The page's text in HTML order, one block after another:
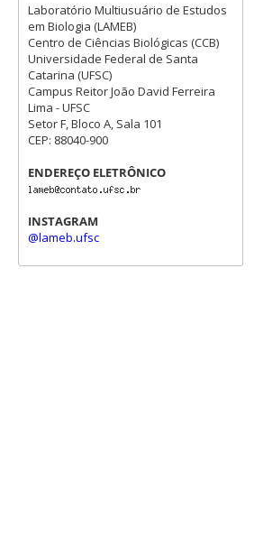
Laboratório Multiusuário de Estudos
em Biologia (LAMEB)
Centro de Ciências Biológicas (CCB)
Universidade Federal de Santa
Catarina (UFSC)
Campus Reitor João David Ferreira
Lima - UFSC
Setor F, Bloco A, Sala 101
CEP: 88040-900
ENDEREÇO ELETRÔNICO
INSTAGRAM
@lameb.ufsc